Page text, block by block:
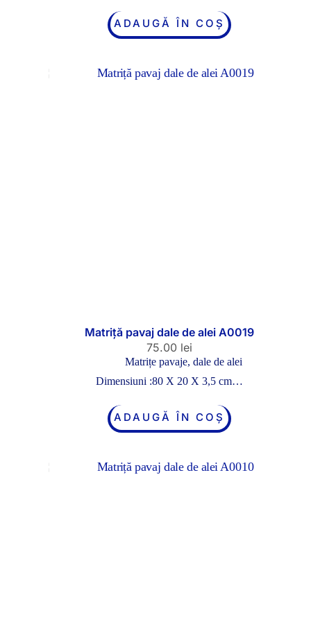
ADAUGĂ ÎN COȘ
Matriță pavaj dale de alei A0019
75.00 lei
Matrițe pavaje, dale de alei
Dimensiuni :80 X 20 X 3,5 cm…
ADAUGĂ ÎN COȘ